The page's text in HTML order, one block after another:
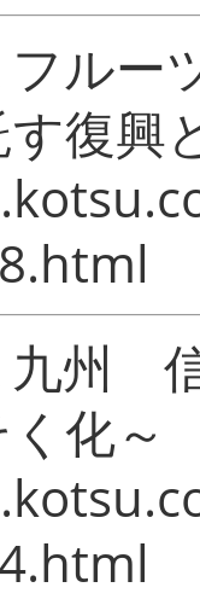
ルー
復興
州 信
化～